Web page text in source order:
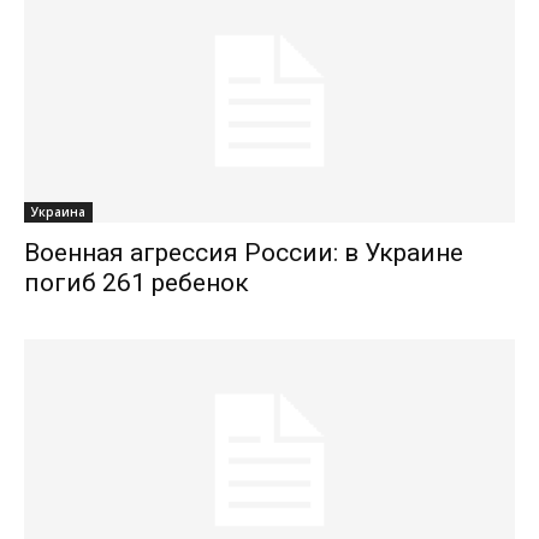
Украина
Военная агрессия России: в Украине
погиб 261 ребенок